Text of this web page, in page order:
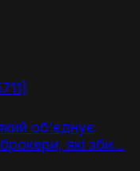
об’єднує
які зби...